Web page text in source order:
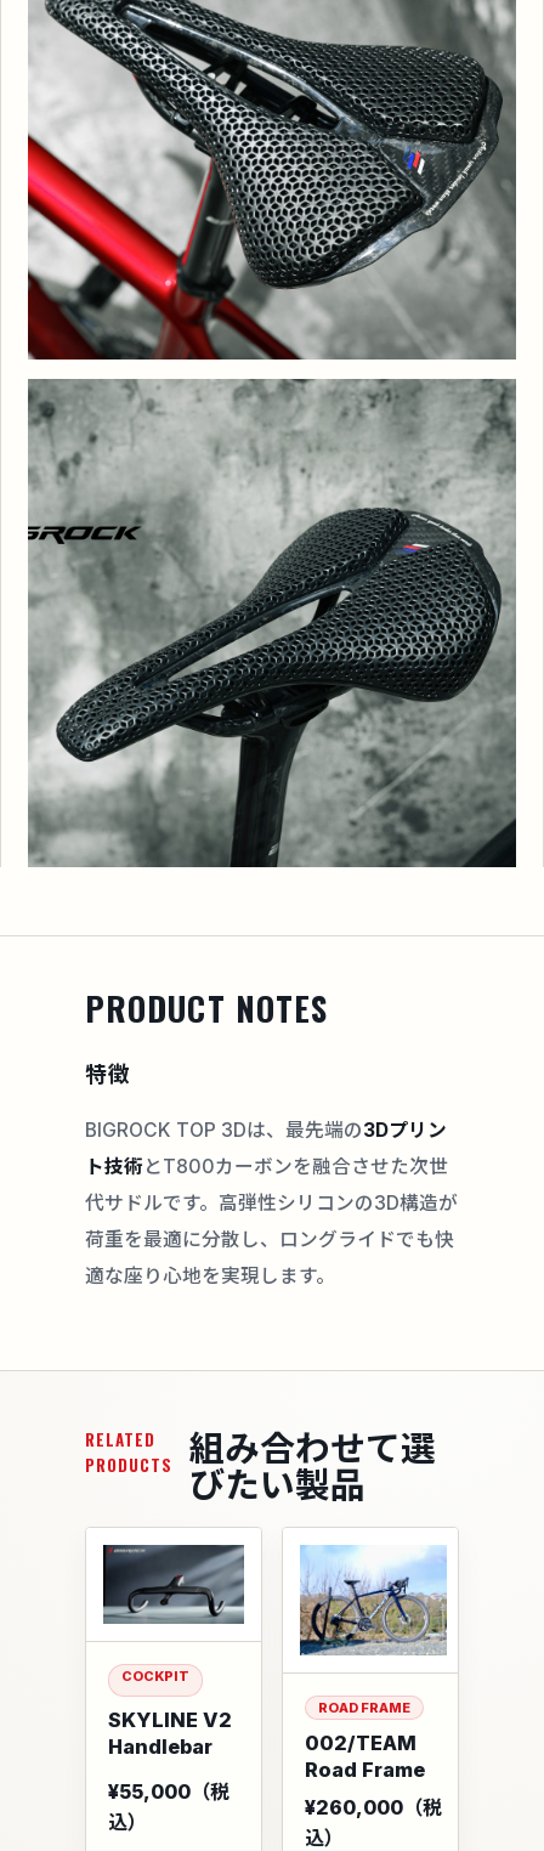
PRODUCT NOTES
特徴
BIGROCK TOP 3Dは、最先端の3Dプリン
ト技術 とT800カーボンを融合させた次世
代サドルです。高弾性シリコンの3D構造が
荷重を最適に分散し、ロングライドでも快
適な座り心地を実現します。
RELATED
PRODUCTS
組み合わせて選
びたい製品
COCKPIT
SKYLINE V2
Handlebar
¥55,000（税
込）
ROAD FRAME
002/TEAM
Road Frame
¥260,000（税
込）